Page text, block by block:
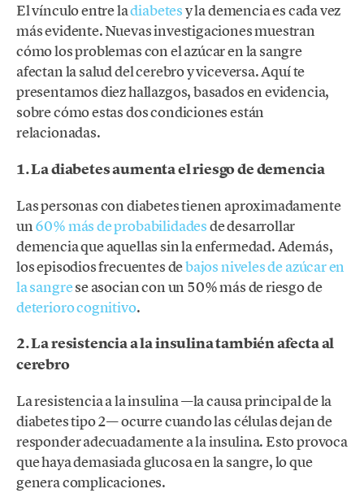
El vínculo entre ladiabetesy la demencia es cada vez
más evidente. Nuevas investigaciones muestran
cómo los problemas con el azúcar en la sangre
afectan la salud del cerebro y viceversa. Aquí te
presentamos diez hallazgos, basados en evidencia,
sobre cómo estas dos condiciones están
relacionadas.
1. La diabetes aumenta el riesgo de demencia
Las personas con diabetes tienen aproximadamente
un60% más de probabilidadesde desarrollar
demencia que aquellas sin la enfermedad. Además,
los episodios frecuentes debajos niveles de azúcar en
la sangrese asocian con un 50% más de riesgo de
deterioro cognitivo.
2. La resistencia a la insulina también afecta al
cerebro
La resistencia a la insulina —la causa principal de la
diabetes tipo 2— ocurre cuando las células dejan de
responder adecuadamente a la insulina. Esto provoca
que haya demasiada glucosa en la sangre, lo que
genera complicaciones.